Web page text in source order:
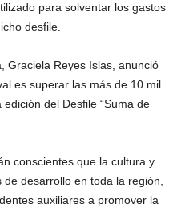
para solventar los gastos
desfile.
Graciela Reyes Islas, anunció
es superar las más de 10 mil
del Desfile “Suma de
conscientes que la cultura y
desarrollo en toda la región,
auxiliares a promover la